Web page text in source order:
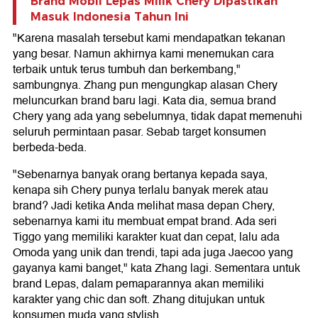
Masuk Indonesia Tahun Ini
"Karena masalah tersebut kami mendapatkan tekanan
yang besar. Namun akhirnya kami menemukan cara
terbaik untuk terus tumbuh dan berkembang,"
sambungnya. Zhang pun mengungkap alasan Chery
meluncurkan brand baru lagi. Kata dia, semua brand
Chery yang ada yang sebelumnya, tidak dapat memenuhi
seluruh permintaan pasar. Sebab target konsumen
berbeda-beda.
"Sebenarnya banyak orang bertanya kepada saya,
kenapa sih Chery punya terlalu banyak merek atau
brand? Jadi ketika Anda melihat masa depan Chery,
sebenarnya kami itu membuat empat brand. Ada seri
Tiggo yang memiliki karakter kuat dan cepat, lalu ada
Omoda yang unik dan trendi, tapi ada juga Jaecoo yang
gayanya kami banget," kata Zhang lagi. Sementara untuk
brand Lepas, dalam pemaparannya akan memiliki
karakter yang chic dan soft. Zhang ditujukan untuk